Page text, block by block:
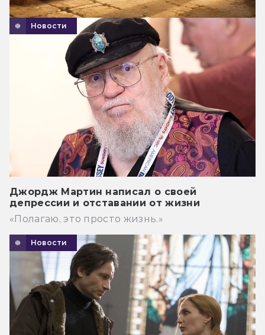
Новости
Джордж Мартин написал о своей
депрессии и отставании от жизни
«Полагаю, это просто жизнь.»
Новости